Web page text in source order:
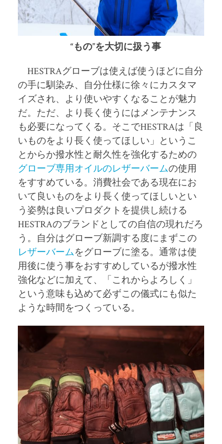
“もの”を大切に扱う事
HESTRAグローブは使えば使うほどに自分
の手に馴染み、自分仕様に徐々にカスタマ
イズされ、より使いやすくなることが魅力
だ。ただ、より長く使うにはメンテナンス
も必要になってくる。そこでHESTRAは「良
いものをより長く使ってほしい」というこ
とからか撥水性と耐久性を強化するための
グローブ専用オイルのレザーバームの使用
をすすめている。消費社会である現在にお
いて良いものをより長く使ってほしいとい
う姿勢は良いプロダクトを提供し続ける
HESTRAのブランドとしての自信の現れだろ
う。自分はグローブ新調する度にまずこの
レザーバームをグローブに塗る。通常は使
用後に使う事をおすすめしているが撥水性
強化などに加えて、「これからよろしく」
という意味も込めて必ずこの儀式にも似た
ような時間をつくっている。